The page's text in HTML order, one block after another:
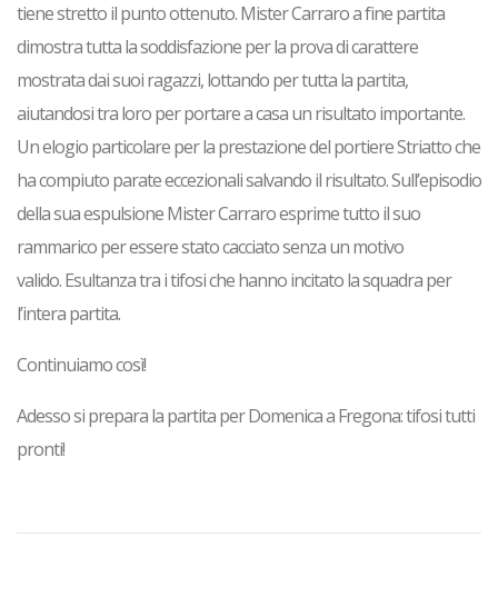
tiene stretto il punto ottenuto. Mister Carraro a fine partita
dimostra tutta la soddisfazione per la prova di carattere
mostrata dai suoi ragazzi, lottando per tutta la partita,
aiutandosi tra loro per portare a casa un risultato importante.
Un elogio particolare per la prestazione del portiere Striatto che
ha compiuto parate eccezionali salvando il risultato. Sull’episodio
della sua espulsione Mister Carraro esprime tutto il suo
rammarico per essere stato cacciato senza un motivo
valido. Esultanza tra i tifosi che hanno incitato la squadra per
l’intera partita.
Continuiamo così!
Adesso si prepara la partita per Domenica a Fregona: tifosi tutti
pronti!